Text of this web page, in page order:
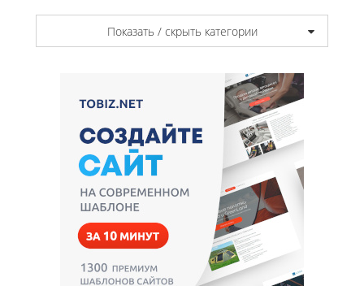
Показать / скрыть категории